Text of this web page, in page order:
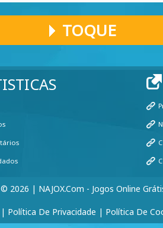
TOQUE
© 2026 | NAJOX.com - Jogos Online
| Política De Privacidade | Política De